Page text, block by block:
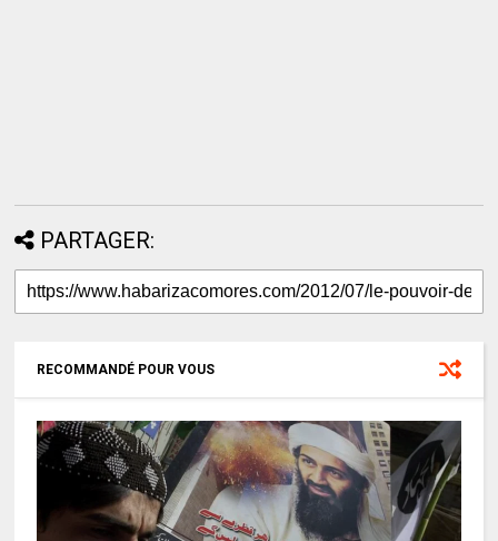
PARTAGER:
RECOMMANDÉ POUR VOUS